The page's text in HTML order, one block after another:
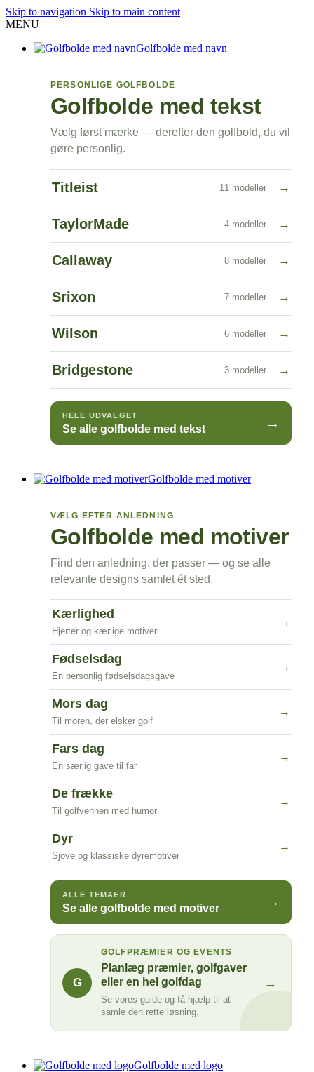
Skip to navigation Skip to main content
MENU
Golfbolde med navn
PERSONLIGE GOLFBOLDE
Golfbolde med tekst
Vælg først mærke — derefter den golfbold, du vil
gøre personlig.
Titleist 11 modeller →
TaylorMade 4 modeller →
Callaway 8 modeller →
Srixon 7 modeller →
Wilson 6 modeller →
Bridgestone 3 modeller →
HELE UDVALGET
Se alle golfbolde med tekst →
Golfbolde med motiver
VÆLG EFTER ANLEDNING
Golfbolde med motiver
Find den anledning, der passer — og se alle
relevante designs samlet ét sted.
Kærlighed
Hjerter og kærlige motiver
→
Fødselsdag
En personlig fødselsdagsgave
→
Mors dag
Til moren, der elsker golf
→
Fars dag
En særlig gave til far
→
De frække
Til golfvennen med humor
→
Dyr
Sjove og klassiske dyremotiver
→
ALLE TEMAER
Se alle golfbolde med motiver →
G
GOLFPRÆMIER OG EVENTS
Planlæg præmier, golfgaver
eller en hel golfdag
Se vores guide og få hjælp til at
samle den rette løsning.
→
Golfbolde med logo